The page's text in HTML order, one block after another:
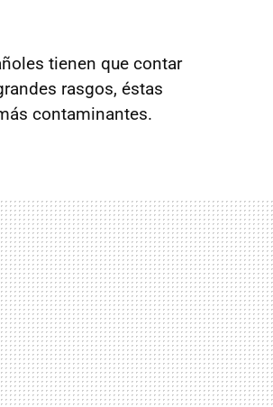
tienen que contar
rasgos, éstas
contaminantes.